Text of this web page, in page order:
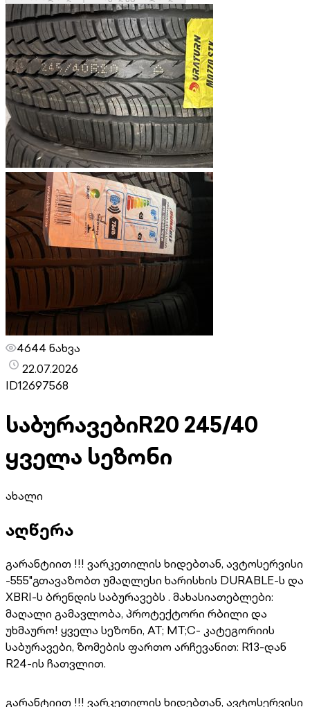
4644 ნახვა
22.07.2026
ID12697568
საბურავებიR20 245/40
ყველა სეზონი
ახალი
აღწერა
გარანტიით !!! ვარკეთილის ხიდებთან, ავტოსერვისი
-555"გთავაზობთ უმაღლესი ხარისხის DURABLE-ს და
XBRI-ს ბრენდის საბურავებს . მახასიათებლები:
მაღალი გამავლობა, პროტექტორი რბილი და
უხმაურო! ყველა სეზონი, AT; MT;C- კატეგორიის
საბურავები, ზომების ფართო არჩევანით: R13-დან
R24-ის ჩათვლით.
გარანტიით !!! ვარკეთილის ხიდებთან, ავტოსერვისი